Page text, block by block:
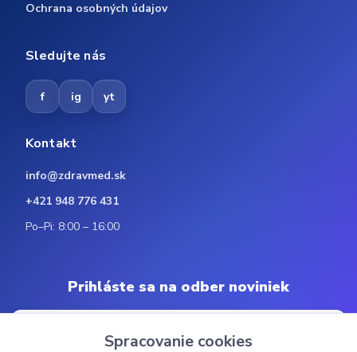
Ochrana osobných údajov
Sledujte nás
f ig yt
Kontakt
info@zdravmed.sk
+421 948 776 431
Po–Pi: 8:00 – 16:00
Prihláste sa na odber noviniek
Spracovanie cookies